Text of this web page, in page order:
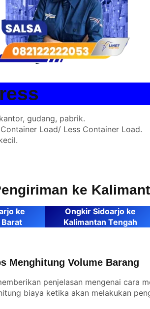
gudang, pabrik.
Load/ Less Container Load.
ke
ke
Ongkir Sidoarjo ke
Kalimantan Tengah
Menghitung Volume Barang
penjelasan mengenai cara
biaya ketika akan melakukan